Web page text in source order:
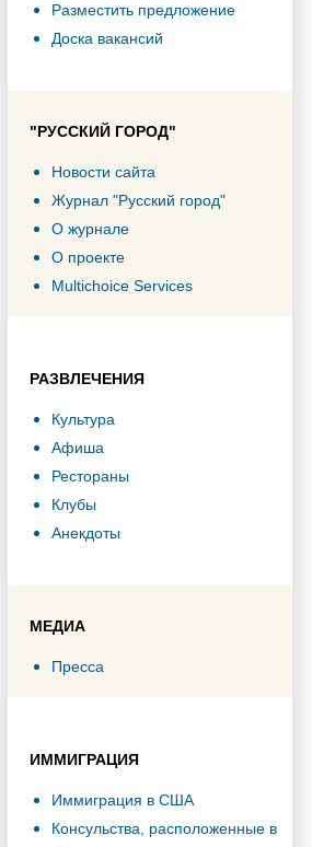
Разместить предложение
Доска вакансий
"РУССКИЙ ГОРОД"
Новости сайта
Журнал "Русский город"
О журнале
О проекте
Multichoice Services
РАЗВЛЕЧЕНИЯ
Культура
Афиша
Рестораны
Клубы
Анекдоты
МЕДИА
Пресса
ИММИГРАЦИЯ
Иммиграция в США
Консульства, расположенные в